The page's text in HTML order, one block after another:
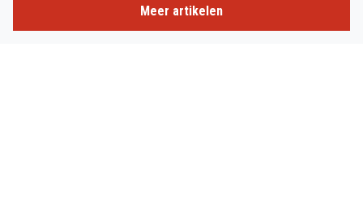
Meer artikelen